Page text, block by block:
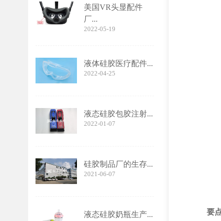
要
美国VR头显配件
厂...
2022-05-19
液体硅胶医疗配件...
2022-04-25
液态硅胶包胶注射...
2022-01-07
硅胶制品厂的生存...
2021-06-07
液态硅胶奶瓶生产...